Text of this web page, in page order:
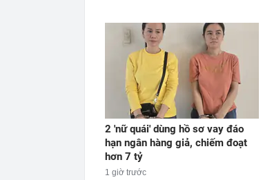
2 'nữ quái' dùng hồ sơ vay đáo
hạn ngân hàng giả, chiếm đoạt
hơn 7 tỷ
1 giờ trước